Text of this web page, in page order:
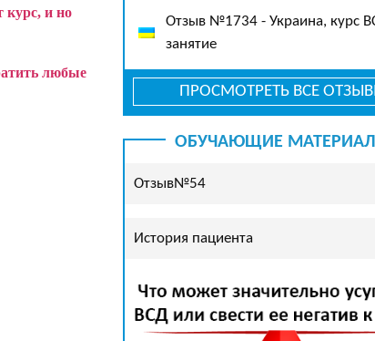
курс, и но
любые
Отзыв №1734 - Украина, курс
занятие
ПРОСМОТРЕТЬ ВСЕ
ОБУЧАЮЩИЕ
Отзыв№54
История пациента